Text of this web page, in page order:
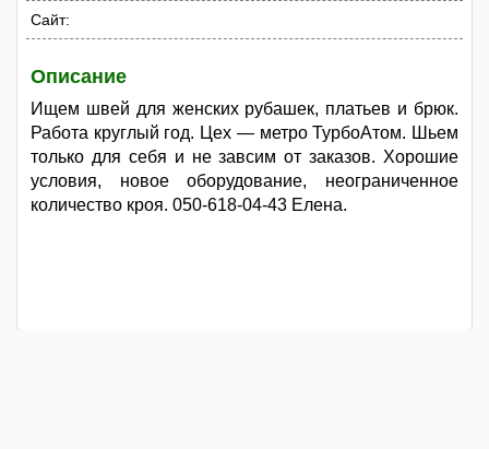
Сайт:
Описание
Ищем швей для женских рубашек, платьев и брюк.
Работа круглый год. Цех — метро ТурбоАтом. Шьем
только для себя и не завсим от заказов. Хорошие
условия, новое оборудование, неограниченное
количество кроя. 050-618-04-43 Елена.